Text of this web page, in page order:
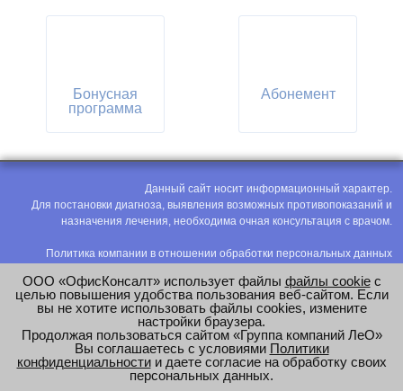
Бонусная
программа
Абонемент
Данный сайт носит информационный характер.
Для постановки диагноза, выявления возможных противопоказаний и
назначения лечения, необходима очная консультация с врачом.
Политика компании в отношении обработки персональных данных
Соглашение на обработку персональных данных
Оценка труда
e-mail:office@modus-leo.ru
ООО «ОфисКонсалт» использует файлы файлы cookieс
целью повышения удобства пользования веб-сайтом. Если
вы не хотите использовать файлы cookies, измените
настройки браузера.
Продолжая пользоваться сайтом «Группа компаний ЛеО»
Вы соглашаетесь с условиями Политики
конфиденциальностии даете согласие на обработку своих
персональных данных.